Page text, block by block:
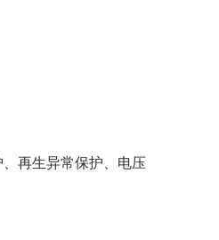
再生异常保护、电压